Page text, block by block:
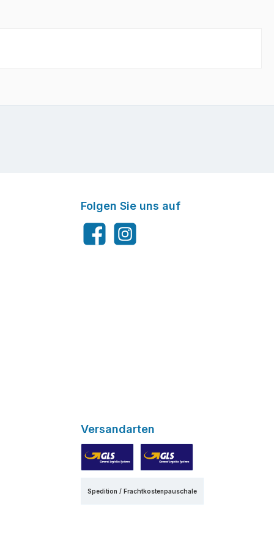
Versandarten
Spedition / Frachtkostenpauschale
Folgen Sie uns auf
FacebookInstagram